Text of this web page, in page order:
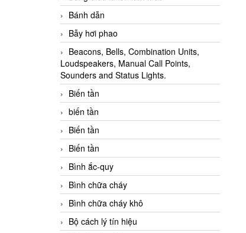
Bánh dẫn
Bẫy hơi phao
Beacons, Bells, Combination Units,
Loudspeakers, Manual Call Points,
Sounders and Status Lights.
Biến tần
biến tần
Biến tần
Biến tần
Bình ắc-quy
Bình chữa cháy
Bình chữa cháy khô
Bộ cách lý tín hiệu